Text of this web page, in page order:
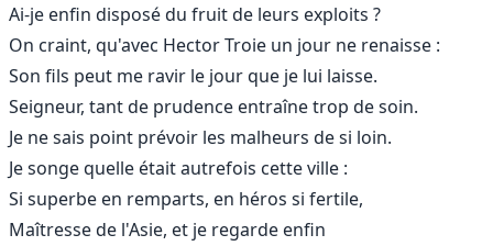
Ai-je enfin disposé du fruit de leurs exploits ?
On craint, qu'avec Hector Troie un jour ne renaisse :
Son fils peut me ravir le jour que je lui laisse.
Seigneur, tant de prudence entraîne trop de soin.
Je ne sais point prévoir les malheurs de si loin.
Je songe quelle était autrefois cette ville :
Si superbe en remparts, en héros si fertile,
Maîtresse de l'Asie, et je regarde enfin